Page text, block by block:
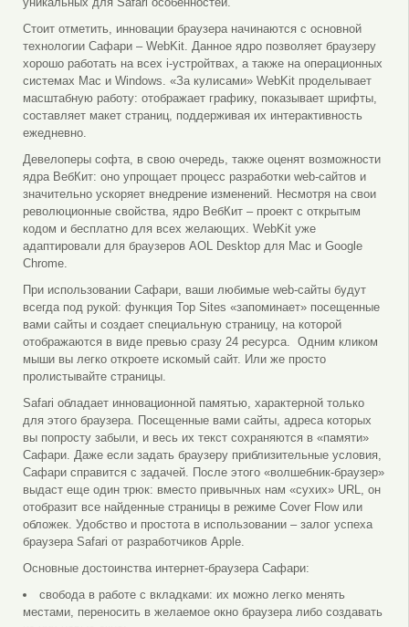
Стоит отметить, инновации браузера начинаются с основной
технологии Сафари – WebKit. Данное ядро позволяет браузеру
хорошо работать на всех i-устройтвах, а также на операционных
системах Mac и Windows. «За кулисами» WebKit проделывает
масштабную работу: отображает графику, показывает шрифты,
составляет макет страниц, поддерживая их интерактивность
ежедневно.
Девелоперы софта, в свою очередь, также оценят возможности
ядра ВебКит: оно упрощает процесс разработки web-сайтов и
значительно ускоряет внедрение изменений. Несмотря на свои
революционные свойства, ядро ВебКит – проект с открытым
кодом и бесплатно для всех желающих. WebKit уже
адаптировали для браузеров AOL Desktop для Mac и Google
Chrome.
При использовании Сафари, ваши любимые web-сайты будут
всегда под рукой: функция Top Sites «запоминает» посещенные
вами сайты и создает специальную страницу, на которой
отображаются в виде превью сразу 24 ресурса. Одним кликом
мыши вы легко откроете искомый сайт. Или же просто
пролистывайте страницы.
Safari обладает инновационной памятью, характерной только
для этого браузера. Посещенные вами сайты, адреса которых
вы попросту забыли, и весь их текст сохраняются в «памяти»
Сафари. Даже если задать браузеру приблизительные условия,
Сафари справится с задачей. После этого «волшебник-браузер»
выдаст еще один трюк: вместо привычных нам «сухих» URL, он
отобразит все найденные страницы в режиме Cover Flow или
обложек. Удобство и простота в использовании – залог успеха
браузера Safari от разработчиков Apple.
Основные достоинства интернет-браузера Сафари:
свобода в работе с вкладками: их можно легко менять
местами, переносить в желаемое окно браузера либо создавать